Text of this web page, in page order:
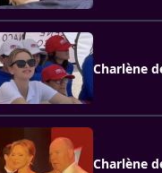
Charlène
Charlène